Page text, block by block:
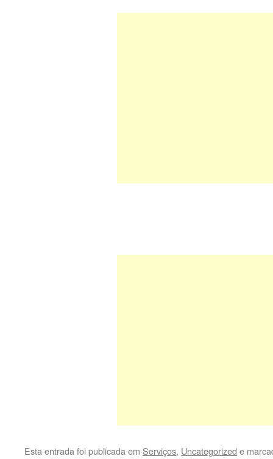
Esta entrada foi publicada em Serviços, Uncategorized e